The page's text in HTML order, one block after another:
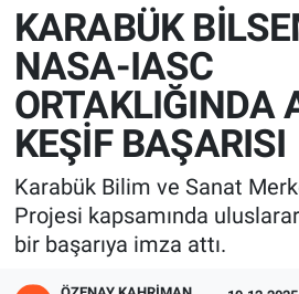
KARABÜK
NASA-IASC
ORTAKLIĞINDA
KEŞİF BAŞARISI
Karabük Bilim ve Sanat
Projesi kapsamında
bir başarıya imza attı.